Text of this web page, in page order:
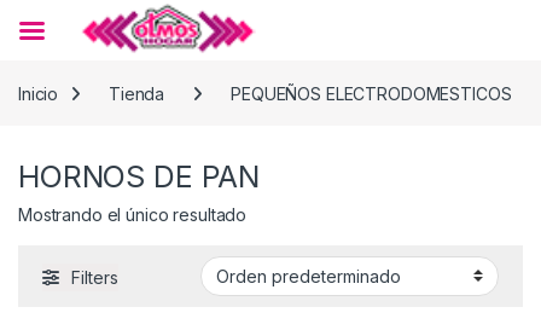
Inicio
Tienda PEQUEÑOS ELECTRODOMESTICOS
HORNOS DE PAN
Mostrando el único resultado
Filters